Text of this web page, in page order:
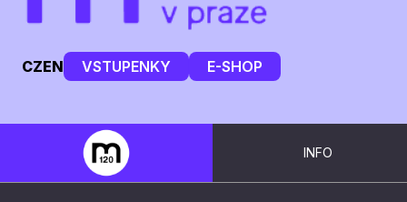
CZEN VSTUPENKY E-SHOP
INFO